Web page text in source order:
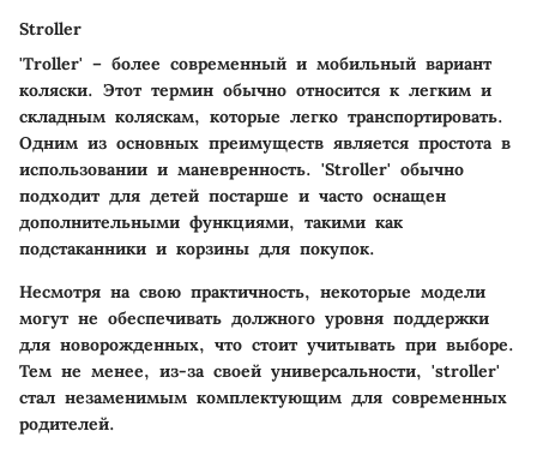
Stroller
'Troller' – более современный и мобильный вариант
коляски. Этот термин обычно относится к легким и
складным коляскам, которые легко транспортировать.
Одним из основных преимуществ является простота в
использовании и маневренность. 'Stroller' обычно
подходит для детей постарше и часто оснащен
дополнительными функциями, такими как
подстаканники и корзины для покупок.
Несмотря на свою практичность, некоторые модели
могут не обеспечивать должного уровня поддержки
для новорожденных, что стоит учитывать при выборе.
Тем не менее, из-за своей универсальности, 'stroller'
стал незаменимым комплектующим для современных
родителей.